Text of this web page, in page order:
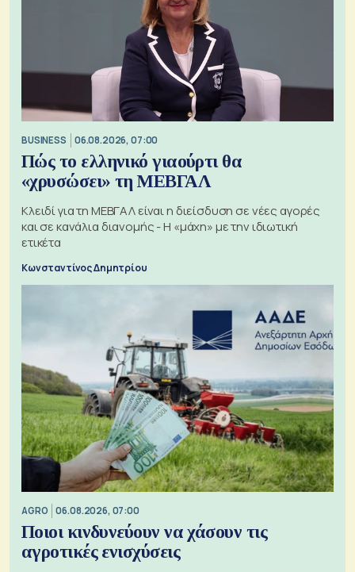
BUSINESS 06.08.2026, 07:00
Πώς το ελληνικό γιαούρτι θα
«χρυσώσει» τη ΜΕΒΓΑΛ
Κλειδί για τη ΜΕΒΓΑΛ είναι η διείσδυση σε νέες αγορές
και σε κανάλια διανομής - Η «μάχη» με την ιδιωτική
ετικέτα
Κωνσταντίνος Δημητρίου
AGRO 06.08.2026, 07:00
Ποιοι κινδυνεύουν να χάσουν τις
αγροτικές ενισχύσεις